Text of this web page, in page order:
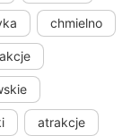
chmielno
atrakcje